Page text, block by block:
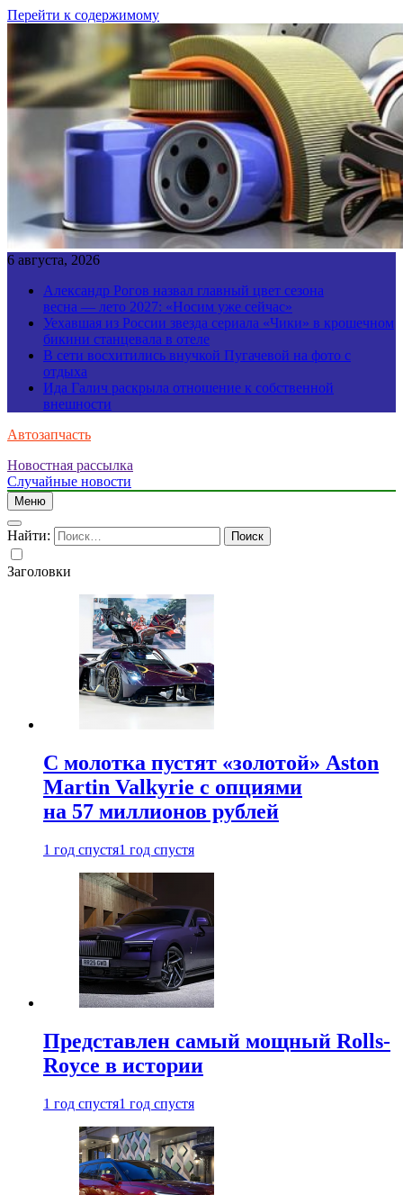
Перейти к содержимому
6 августа, 2026
Александр Рогов назвал главный цвет сезона
весна — лето 2027: «Носим уже сейчас»
Уехавшая из России звезда сериала «Чики» в крошечном
бикини станцевала в отеле
В сети восхитились внучкой Пугачевой на фото с
отдыха
Ида Галич раскрыла отношение к собственной
внешности
Автозапчасть
Новостная рассылка
Случайные новости
Меню
Найти:
Заголовки
С молотка пустят «золотой» Aston
Martin Valkyrie с опциями
на 57 миллионов рублей
1 год спустя1 год спустя
Представлен самый мощный Rolls-
Royce в истории
1 год спустя1 год спустя